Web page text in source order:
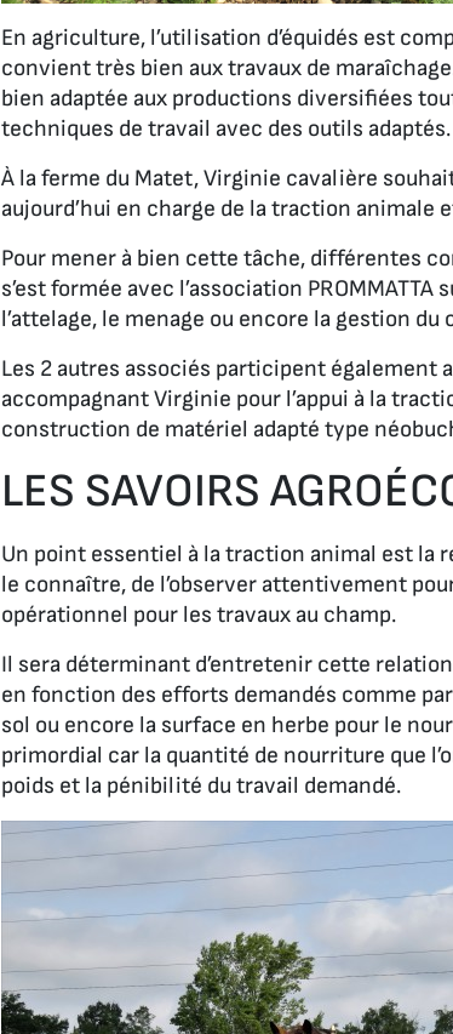
En agriculture, l’utilisation d’équidés est
convient très bien aux travaux de
bien adaptée aux productions diversifiées
techniques de travail avec des outils adaptés.
À la ferme du Matet, Virginie cavalière
aujourd’hui en charge de la traction animale
Pour mener à bien cette tâche, différentes
s’est formée avec l’association
l’attelage, le menage ou encore la gestion
Les 2 autres associés participent également
accompagnant Virginie pour l’appui à la
construction de matériel adapté type
LES SAVOIRS
Un point essentiel à la traction animal est la
le connaître, de l’observer attentivement
opérationnel pour les travaux au champ.
Il sera déterminant d’entretenir cette
en fonction des efforts demandés comme
sol ou encore la surface en herbe pour le
primordial car la quantité de nourriture que
poids et la pénibilité du travail demandé.